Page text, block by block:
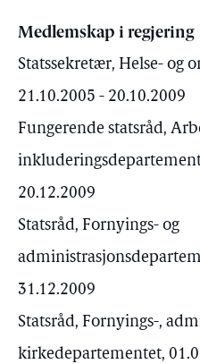
Medlemskap i regjering
Statssekretær, Helse- og
21.10.2005 - 20.10.2009
Fungerende statsråd,
20.12.2009
Statsråd, Fornyings- og
31.12.2009
Statsråd, Fornyings-,
kirkedepartementet,